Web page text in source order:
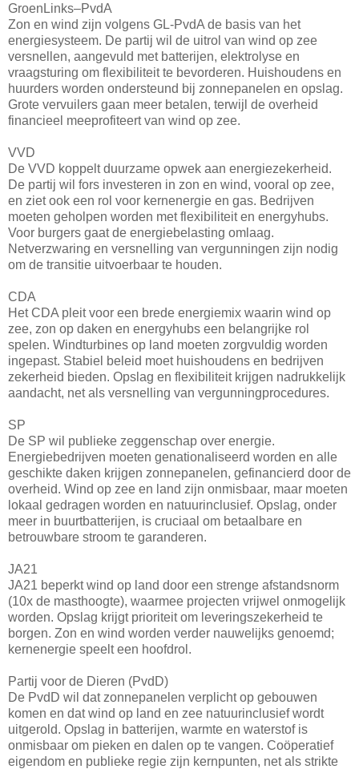
GroenLinks–PvdA
Zon en wind zijn volgens GL-PvdA de basis van het
energiesysteem. De partij wil de uitrol van wind op zee
versnellen, aangevuld met batterijen, elektrolyse en
vraagsturing om flexibiliteit te bevorderen. Huishoudens en
huurders worden ondersteund bij zonnepanelen en opslag.
Grote vervuilers gaan meer betalen, terwijl de overheid
financieel meeprofiteert van wind op zee.
VVD
De VVD koppelt duurzame opwek aan energiezekerheid.
De partij wil fors investeren in zon en wind, vooral op zee,
en ziet ook een rol voor kernenergie en gas. Bedrijven
moeten geholpen worden met flexibiliteit en energyhubs.
Voor burgers gaat de energiebelasting omlaag.
Netverzwaring en versnelling van vergunningen zijn nodig
om de transitie uitvoerbaar te houden.
CDA
Het CDA pleit voor een brede energiemix waarin wind op
zee, zon op daken en energyhubs een belangrijke rol
spelen. Windturbines op land moeten zorgvuldig worden
ingepast. Stabiel beleid moet huishoudens en bedrijven
zekerheid bieden. Opslag en flexibiliteit krijgen nadrukkelijk
aandacht, net als versnelling van vergunningprocedures.
SP
De SP wil publieke zeggenschap over energie.
Energiebedrijven moeten genationaliseerd worden en alle
geschikte daken krijgen zonnepanelen, gefinancierd door de
overheid. Wind op zee en land zijn onmisbaar, maar moeten
lokaal gedragen worden en natuurinclusief. Opslag, onder
meer in buurtbatterijen, is cruciaal om betaalbare en
betrouwbare stroom te garanderen.
JA21
JA21 beperkt wind op land door een strenge afstandsnorm
(10x de masthoogte), waarmee projecten vrijwel onmogelijk
worden. Opslag krijgt prioriteit om leveringszekerheid te
borgen. Zon en wind worden verder nauwelijks genoemd;
kernenergie speelt een hoofdrol.
Partij voor de Dieren (PvdD)
De PvdD wil dat zonnepanelen verplicht op gebouwen
komen en dat wind op land en zee natuurinclusief wordt
uitgerold. Opslag in batterijen, warmte en waterstof is
onmisbaar om pieken en dalen op te vangen. Coöperatief
eigendom en publieke regie zijn kernpunten, net als strikte